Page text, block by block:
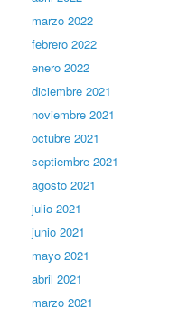
marzo 2022
febrero 2022
enero 2022
diciembre 2021
noviembre 2021
octubre 2021
septiembre 2021
agosto 2021
julio 2021
junio 2021
mayo 2021
abril 2021
marzo 2021